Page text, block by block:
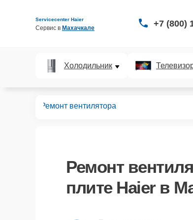
Servicecenter Haier
Сервис в Махачкале +7 (800)
Холодильник
Ремонт вентилятора
Ремонт
плите Haier в